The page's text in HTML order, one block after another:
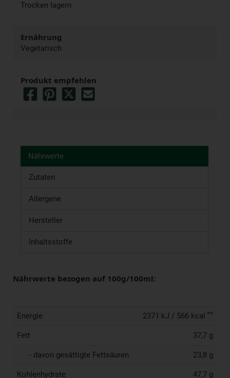
Trocken lagern
Ernährung
Vegetarisch
Produkt empfehlen
Nährwerte
Zutaten
Allergene
Hersteller
Inhaltsstoffe
Nährwerte bezogen auf 100g/100ml:
Energie 2371 kJ / 566 kcal **
Fett 37,7 g
- davon gesättigte Fettsäuren 23,8 g
Kohlenhydrate 47,7 g